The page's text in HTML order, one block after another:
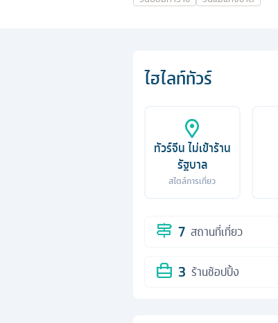
ไฮไลท์ทัวร์
ทัวร์จีน ไม่เข้าร้าน
รัฐบาล
สไตล์การเที่ยว
7 สถานที่เที่ยว
3 ร้านช้อปปิ้ง